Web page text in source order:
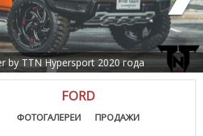
by TTN Hypersport 2020 года
FORD
ФОТОГАЛЕРЕИ ПРОДАЖИ